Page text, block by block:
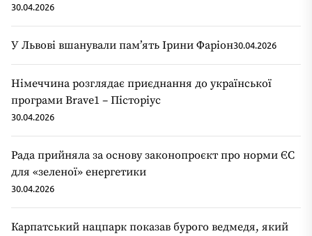
30.04.2026
У Львові вшанували пам’ять Ірини Фаріон30.04.2026
Німеччина розглядає приєднання до української
програми Brave1 – Пісторіус
30.04.2026
Рада прийняла за основу законопроєкт про норми ЄС
для «зеленої» енергетики
30.04.2026
Карпатський нацпарк показав бурого ведмедя, який